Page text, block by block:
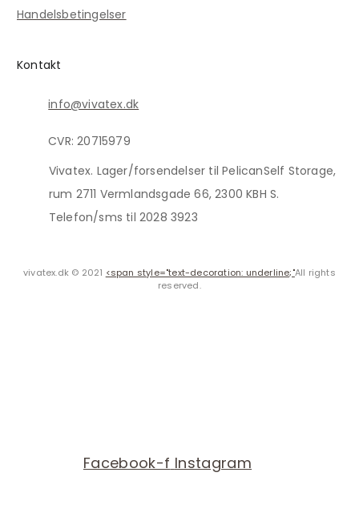
Handelsbetingelser
Kontakt
info@vivatex.dk
CVR: 20715979
Vivatex. Lager/forsendelser til PelicanSelf Storage,
rum 2711 Vermlandsgade 66, 2300 KBH S.
Telefon/sms til 2028 3923
vivatex.dk © 2021 <span style="text-decoration: underline;"All rights
reserved.
Facebook-f Instagram